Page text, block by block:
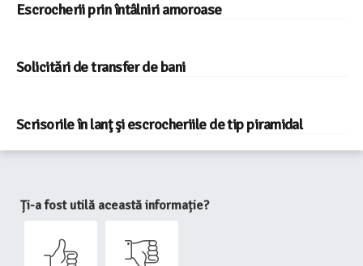
Escrocherii prin întâlniri amoroase
Solicitări de transfer de bani
Scrisorile în lanţ şi escrocheriile de tip piramidal
Ți-a fost utilă această informație?